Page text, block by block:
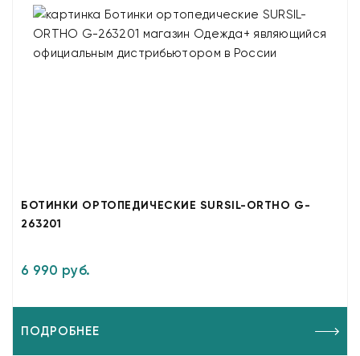
БОТИНКИ ОРТОПЕДИЧЕСКИЕ SURSIL-ORTHO G-
263201
6 990 руб.
ПОДРОБНЕЕ